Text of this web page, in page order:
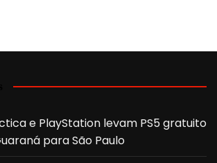
e PlayStation levam PS5 gratuito
para São Paulo